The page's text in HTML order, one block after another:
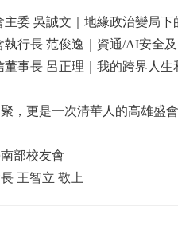
主委 吳誠文｜地緣政治變局下
執行長 范俊逸｜資通/AI安全
董事長 呂正理｜我的跨界人
，更是一次清華人的高雄盛會
部校友會
王智立 敬上